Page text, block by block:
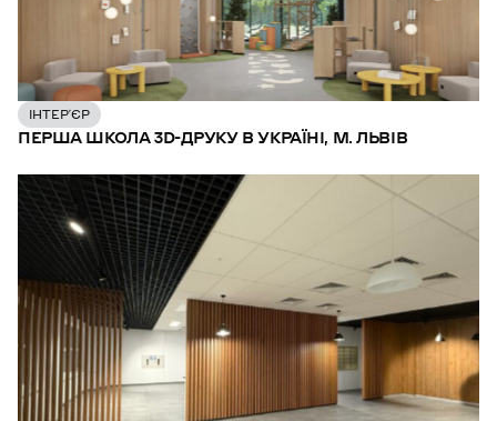
ІНТЕР’ЄР
ПЕРША ШКОЛА 3D-ДРУКУ В УКРАЇНІ, М. ЛЬВІВ